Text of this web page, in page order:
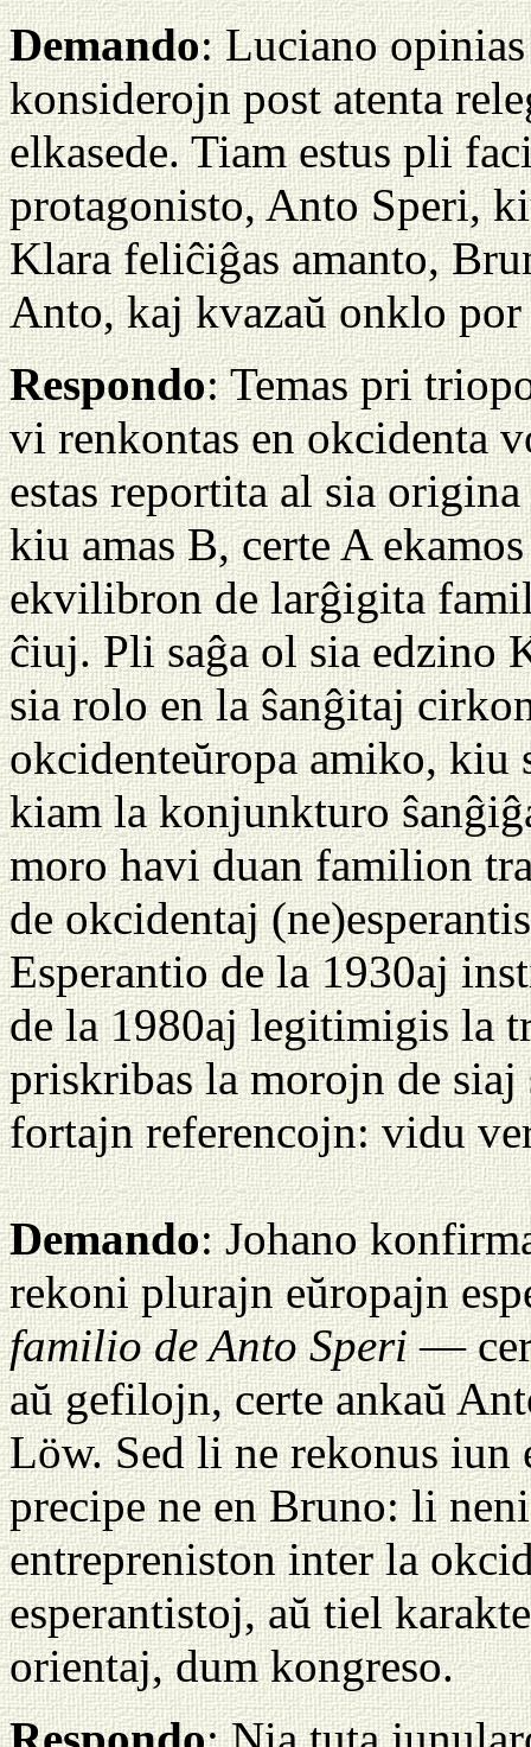
Demando: Luciano
konsiderojn post atenta
elkasede. Tiam estus pli
protagonisto, Anto Speri,
Klara feliĉiĝas amanto,
Anto, kaj kvazaŭ onklo
Respondo: Temas pri
vi renkontas en okcidenta
estas reportita al sia
kiu amas B, certe A
ekvilibron de larĝigita
ĉiuj. Pli saĝa ol sia edzino
sia rolo en la ŝanĝitaj
okcidenteŭropa amiko, kiu
kiam la konjunkturo
moro havi duan familion
de okcidentaj
Esperantio de la 1930aj
de la 1980aj legitimigis la
priskribas la morojn de
fortajn referencojn: vidu
Demando: Johano
rekoni plurajn eŭropajn
familio de Anto Speri—
aŭ gefilojn, certe ankaŭ
Löw. Sed li ne rekonus iun
precipe ne en Bruno: li
entrepreniston inter la
esperantistoj, aŭ tiel
orientaj, dum kongreso.